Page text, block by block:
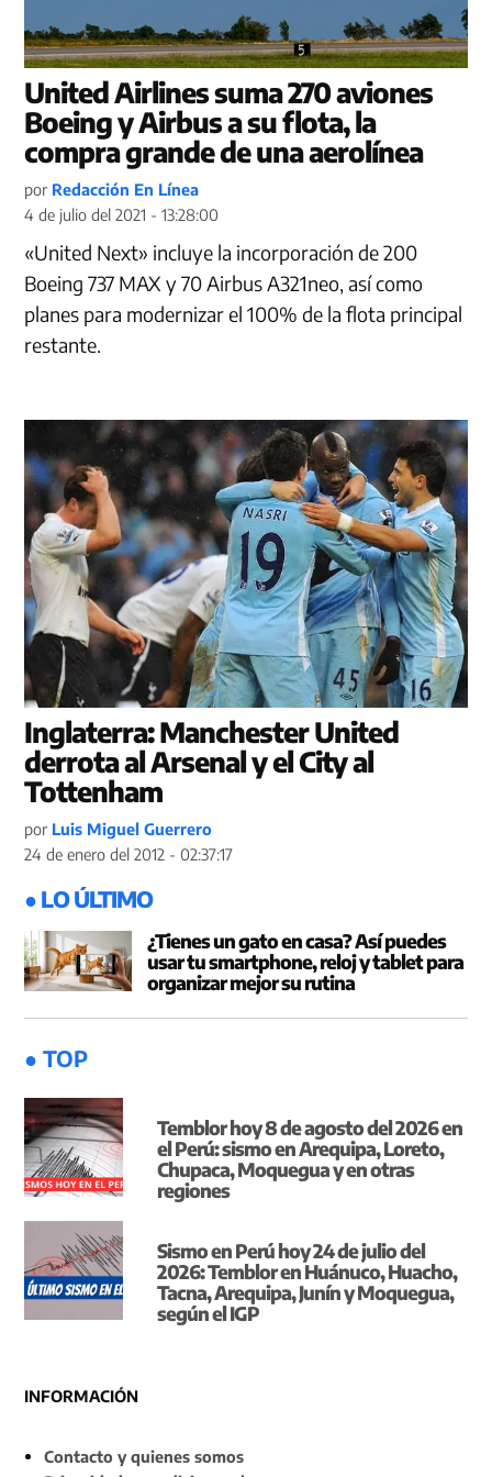
United Airlines suma 270 aviones
Boeing y Airbus a su flota, la
compra grande de una aerolínea
por Redacción En Línea
4 de julio del 2021 - 13:28:00
«United Next» incluye la incorporación de 200
Boeing 737 MAX y 70 Airbus A321neo, así como
planes para modernizar el 100% de la flota principal
restante.
Inglaterra: Manchester United
derrota al Arsenal y el City al
Tottenham
por Luis Miguel Guerrero
24 de enero del 2012 - 02:37:17
● LO ÚLTIMO
¿Tienes un gato en casa? Así puedes
usar tu smartphone, reloj y tablet para
organizar mejor su rutina
● TOP
Temblor hoy 8 de agosto del 2026 en
el Perú: sismo en Arequipa, Loreto,
Chupaca, Moquegua y en otras
regiones
Sismo en Perú hoy 24 de julio del
2026: Temblor en Huánuco, Huacho,
Tacna, Arequipa, Junín y Moquegua,
según el IGP
INFORMACIÓN
Contacto y quienes somos